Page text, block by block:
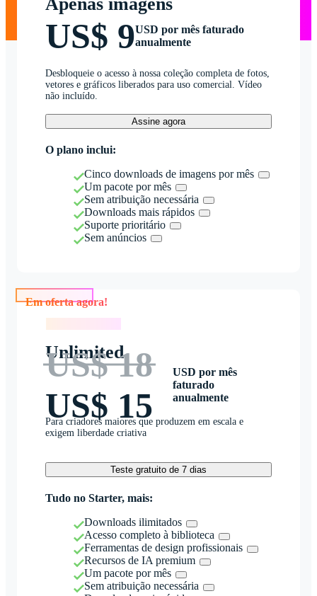
US$ 9USD por mês faturado
anualmente
Desbloqueie o acesso à nossa coleção completa de fotos,
vetores e gráficos liberados para uso comercial. Vídeo
não incluído.
Assine agora
O plano inclui:
Cinco downloads de imagens por mês
Um pacote por mês
Sem atribuição necessária
Downloads mais rápidos
Suporte prioritário
Sem anúncios
Unlimited
US$ 18
US$ 15
USD por mês
faturado
anualmente
Para criadores maiores que produzem em escala e
exigem liberdade criativa
Teste gratuito de 7 dias
Tudo no Starter, mais:
Downloads ilimitados
Acesso completo à biblioteca
Ferramentas de design profissionais
Recursos de IA premium
Um pacote por mês
Sem atribuição necessária